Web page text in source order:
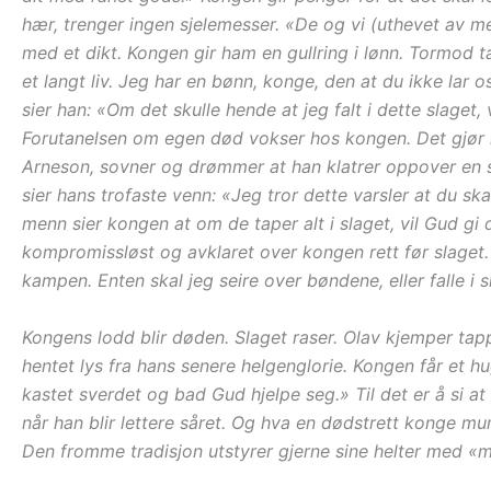
hær, trenger ingen sjelemesser. «De og vi (uthevet av
med et dikt. Kongen gir ham en gullring i lønn. Tormod
et langt liv. Jeg har en bønn, konge, den at du ikke lar
sier han: «Om det skulle hende at jeg falt i dette
Forutanelsen om egen død vokser hos kongen. Det
Arneson, sovner og drømmer at han klatrer oppover
sier hans trofaste venn: «Jeg tror dette varsler at du
menn sier kongen at om de taper alt i slaget, vil Gud
kompromissløst og avklaret over kongen rett før
kampen. Enten skal jeg seire over bøndene, eller falle
Kongens lodd blir døden. Slaget raser. Olav kjemper
hentet lys fra hans senere helgenglorie. Kongen får et
kastet sverdet og bad Gud hjelpe seg.» Til det er å si
når han blir lettere såret. Og hva en dødstrett konge
Den fromme tradisjon utstyrer gjerne sine helter med